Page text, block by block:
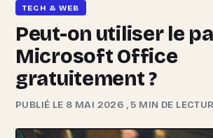
TECH & WEB
Peut-on utiliser le
Microsoft Office
gratuitement ?
PUBLIÉ LE 8 MAI 2026 , 5 MIN DE